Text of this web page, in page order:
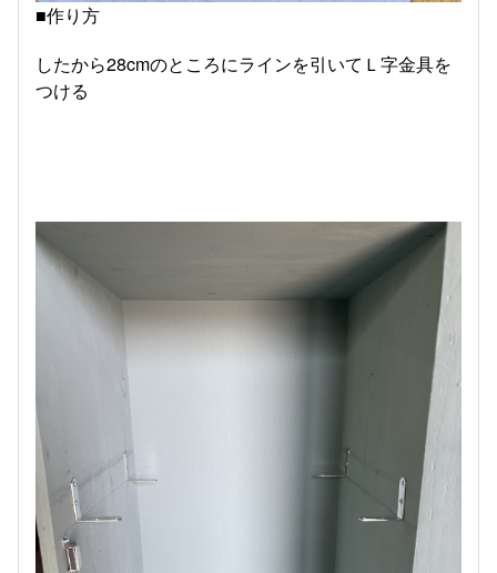
■作り方
したから28cmのところにラインを引いてＬ字金具を
つける